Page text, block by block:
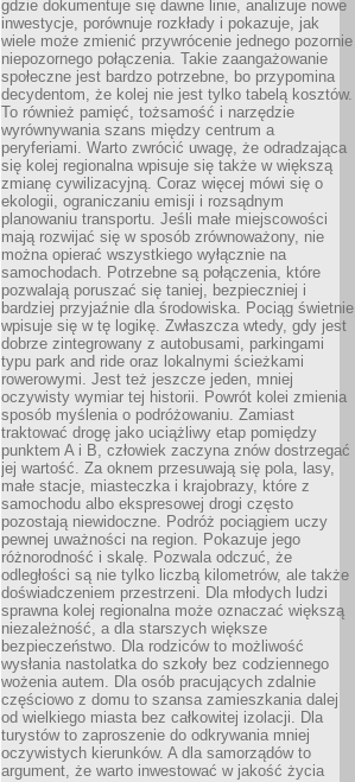
gdzie dokumentuje się dawne linie, analizuje nowe
inwestycje, porównuje rozkłady i pokazuje, jak
wiele może zmienić przywrócenie jednego pozornie
niepozornego połączenia. Takie zaangażowanie
społeczne jest bardzo potrzebne, bo przypomina
decydentom, że kolej nie jest tylko tabelą kosztów.
To również pamięć, tożsamość i narzędzie
wyrównywania szans między centrum a
peryferiami. Warto zwrócić uwagę, że odradzająca
się kolej regionalna wpisuje się także w większą
zmianę cywilizacyjną. Coraz więcej mówi się o
ekologii, ograniczaniu emisji i rozsądnym
planowaniu transportu. Jeśli małe miejscowości
mają rozwijać się w sposób zrównoważony, nie
można opierać wszystkiego wyłącznie na
samochodach. Potrzebne są połączenia, które
pozwalają poruszać się taniej, bezpieczniej i
bardziej przyjaźnie dla środowiska. Pociąg świetnie
wpisuje się w tę logikę. Zwłaszcza wtedy, gdy jest
dobrze zintegrowany z autobusami, parkingami
typu park and ride oraz lokalnymi ścieżkami
rowerowymi. Jest też jeszcze jeden, mniej
oczywisty wymiar tej historii. Powrót kolei zmienia
sposób myślenia o podróżowaniu. Zamiast
traktować drogę jako uciążliwy etap pomiędzy
punktem A i B, człowiek zaczyna znów dostrzegać
jej wartość. Za oknem przesuwają się pola, lasy,
małe stacje, miasteczka i krajobrazy, które z
samochodu albo ekspresowej drogi często
pozostają niewidoczne. Podróż pociągiem uczy
pewnej uważności na region. Pokazuje jego
różnorodność i skalę. Pozwala odczuć, że
odległości są nie tylko liczbą kilometrów, ale także
doświadczeniem przestrzeni. Dla młodych ludzi
sprawna kolej regionalna może oznaczać większą
niezależność, a dla starszych większe
bezpieczeństwo. Dla rodziców to możliwość
wysłania nastolatka do szkoły bez codziennego
wożenia autem. Dla osób pracujących zdalnie
częściowo z domu to szansa zamieszkania dalej
od wielkiego miasta bez całkowitej izolacji. Dla
turystów to zaproszenie do odkrywania mniej
oczywistych kierunków. A dla samorządów to
argument, że warto inwestować w jakość życia